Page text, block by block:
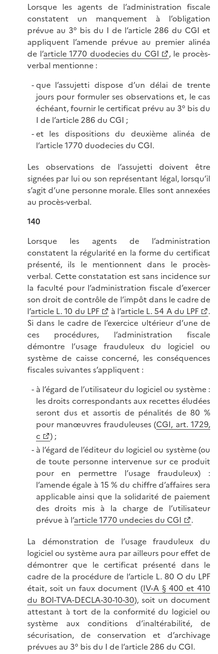
Lorsque les agents de l’administration fiscale
constatent un manquement à l’obligation
prévue au 3° bis du I de l’article 286 du CGI et
appliquent l’amende prévue au premier alinéa
de l’article 1770 duodecies du CGI
, le procès-
verbal mentionne :
que l’assujetti dispose d’un délai de trente
jours pour formuler ses observations et, le cas
échéant, fournir le certificat prévu au 3° bis du
I de l’article 286 du CGI ;
et les dispositions du deuxième alinéa de
l’article 1770 duodecies du CGI.
Les observations de l’assujetti doivent être
signées par lui ou son représentant légal, lorsqu’il
s’agit d’une personne morale. Elles sont annexées
au procès-verbal.
140
Lorsque les agents de l’administration
constatent la régularité en la forme du certificat
présenté, ils le mentionnent dans le procès-
verbal. Cette constatation est sans incidence sur
la faculté pour l’administration fiscale d’exercer
son droit de contrôle de l’impôt dans le cadre de
l’article L. 10 du LPF à l’article L. 54 A du LPF
.
Si dans le cadre de l’exercice ultérieur d’une de
ces procédures, l’administration fiscale
démontre l’usage frauduleux du logiciel ou
système de caisse concerné, les conséquences
fiscales suivantes s’appliquent :
à l’égard de l’utilisateur du logiciel ou système :
les droits correspondants aux recettes éludées
seront dus et assortis de pénalités de 80 %
pour manœuvres frauduleuses (CGI, art. 1729,
c
) ;
à l’égard de l’éditeur du logiciel ou système (ou
de toute personne intervenue sur ce produit
pour en permettre l’usage frauduleux) :
l’amende égale à 15 % du chiffre d’affaires sera
applicable ainsi que la solidarité de paiement
des droits mis à la charge de l’utilisateur
prévue à l’article 1770 undecies du CGI
.
La démonstration de l’usage frauduleux du
logiciel ou système aura par ailleurs pour effet de
démontrer que le certificat présenté dans le
cadre de la procédure de l’article L. 80 O du LPF
était, soit un faux document (IV-A § 400 et 410
du BOI-TVA-DECLA-30-10-30), soit un document
attestant à tort de la conformité du logiciel ou
système aux conditions d’inaltérabilité, de
sécurisation, de conservation et d’archivage
prévues au 3° bis du I de l’article 286 du CGI.